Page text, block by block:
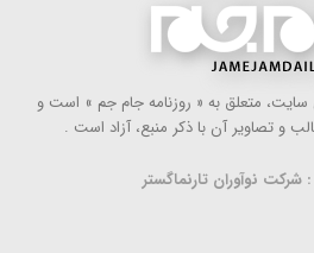
متعلق به « روزنامه جام جم » است و
و تصاویر آن با ذكر منبع، آزاد است .
نوآوران تارنماگستر